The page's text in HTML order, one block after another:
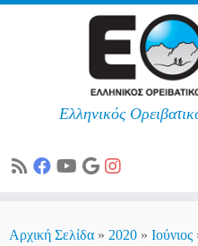
Ελληνικός
Αρχική Σελίδα » 2020 » Ιούνιος